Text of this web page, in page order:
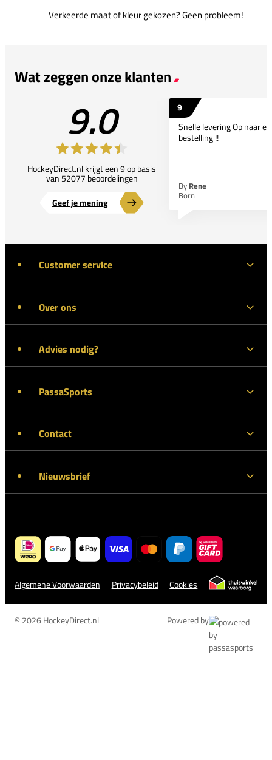
Verkeerde maat of kleur gekozen? Geen probleem!
Wat zeggen onze klanten
9.0
HockeyDirect.nl krijgt een 9 op basis
van 52077 beoordelingen
Geef je mening
9
Snelle levering Op naar
bestelling !!
By Rene
Born
Customer service
Over ons
Advies nodig?
PassaSports
Contact
Nieuwsbrief
Algemene Voorwaarden Privacybeleid Cookies
© 2026 HockeyDirect.nl Powered by